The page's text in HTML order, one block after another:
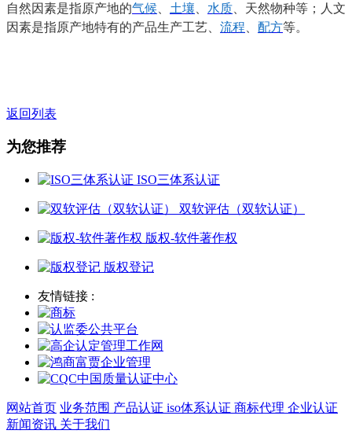
自然因素是指原产地的气候 土壤 水质 、天然物种等；人文
因素是指原产地特有的产品生产工艺、 流程 配方等。
返回列表
为您推荐
ISO三体系认证
双软评估（双软认证）
版权-软件著作权
版权登记
友情链接 :
网站首页 业务范围 产品认证 iso体系认证 商标代理 企业认证
新闻资讯 关于我们